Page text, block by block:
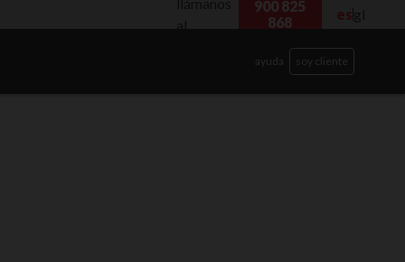
900 825
868
es
ayuda soy cliente